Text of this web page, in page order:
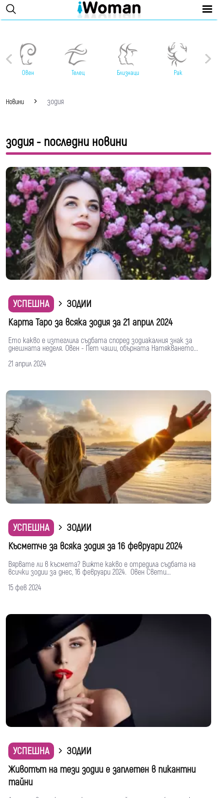
Овен Телец Близнаци Рак
Новини зодия
зодия - последни новини
УСПЕШНА
ЗОДИИ
Карта Таро за всяка зодия за 21 април 2024
Ето какво е изтеглила съдбата според зодиакалния знак за
днешната неделя. Овен - Пет чаши, обърната Натякването...
21 април 2024
УСПЕШНА
ЗОДИИ
Късметче за всяка зодия за 16 февруари 2024
Вярвате ли в късмета? Вижте какво е отредила съдбата на
всички зодии за днес, 16 февруари 2024. Овен Свети...
15 фев 2024
УСПЕШНА
ЗОДИИ
Животът на тези зодии е заплетен в пикантни
тайни